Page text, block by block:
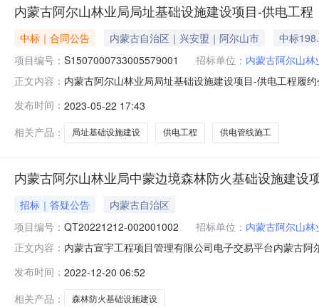
内蒙古阿尔山林业局局址基础设施建设项目-供电工程
中标｜合同公告 内蒙古自治区｜兴安盟｜阿尔山市
中标
项目编号： S1507000733005579001 招标单位： 内蒙古阿尔山林
正文内容： 内蒙古阿尔山林业局局址基础设施建设项目-供电工程履
S1507000733005579001招标项目名称内蒙古阿尔山林
发布时间： 2023-05-22 17:43
相关产品：
局址基础设施建设 供电工程 供电管线施工
内蒙古阿尔山林业局中蒙边境森林防火基础设施建设
招标｜答疑公告
内蒙古自治区
项目编号： QT20221212-002001002 招标单位： 内蒙古阿尔山林
正文内容： 内蒙古宣宇工程项目管理有限公司电子交易平台内蒙古
发布时间： 2022-12-20 06:52
相关产品：
森林防火基础设施建设